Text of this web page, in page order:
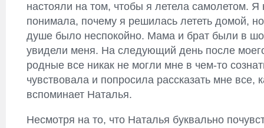
настояли на том, чтобы я летела самолетом. Я
понимала, почему я решилась лететь домой,
душе было неспокойно. Мама и брат были в
увидели меня. На следующий день после
родные все никак не могли мне в чем-то
чувствовала и попросила рассказать мне все,
вспоминает Наталья.
Несмотря на то, что Наталья буквально